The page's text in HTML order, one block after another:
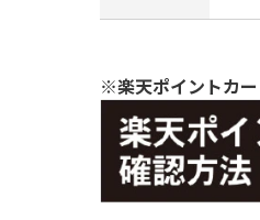
※楽天ポイントカー